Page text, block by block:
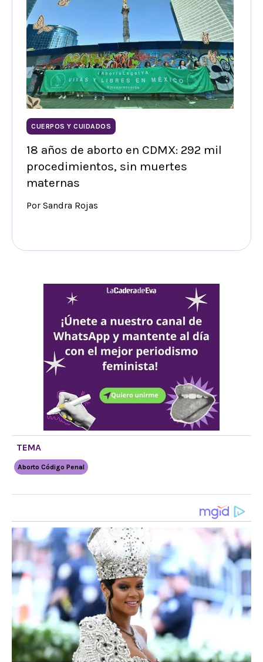
CUERPOS Y CUIDADOS
18 años de aborto en CDMX: 292 mil
procedimientos, sin muertes
maternas
Por Sandra Rojas
TEMA
Aborto Código Penal